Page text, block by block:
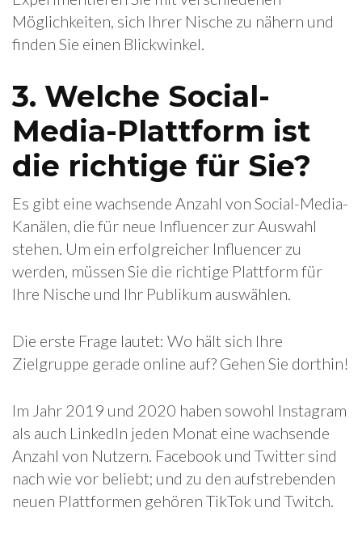
Möglichkeiten, sich Ihrer Nische zu nähern und
finden Sie einen Blickwinkel.
3. Welche Social-
Media-Plattform ist
die richtige für Sie?
Es gibt eine wachsende Anzahl von Social-Media-
Kanälen, die für neue Influencer zur Auswahl
stehen. Um ein erfolgreicher Influencer zu
werden, müssen Sie die richtige Plattform für
Ihre Nische und Ihr Publikum auswählen.
Die erste Frage lautet: Wo hält sich Ihre
Zielgruppe gerade online auf? Gehen Sie dorthin!
Im Jahr 2019 und 2020 haben sowohl Instagram
als auch LinkedIn jeden Monat eine wachsende
Anzahl von Nutzern. Facebook und Twitter sind
nach wie vor beliebt; und zu den aufstrebenden
neuen Plattformen gehören TikTok und Twitch.